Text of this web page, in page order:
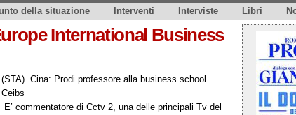
della situazione Interventi Interviste Libri
International Business
(STA) Cina: Prodi professore alla business school
Ceibs
E’ commentatore di Cctv 2, una delle principali Tv del